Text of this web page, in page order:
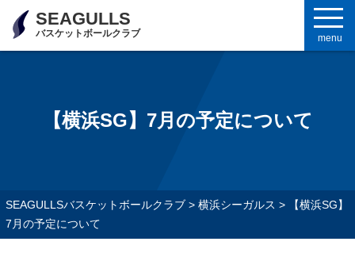
SEAGULLS
バスケットボールクラブ menu
【横浜SG】7月の予定について
SEAGULLSバスケットボールクラブ> 横浜シーガルス >
【横浜SG】
7月の予定について